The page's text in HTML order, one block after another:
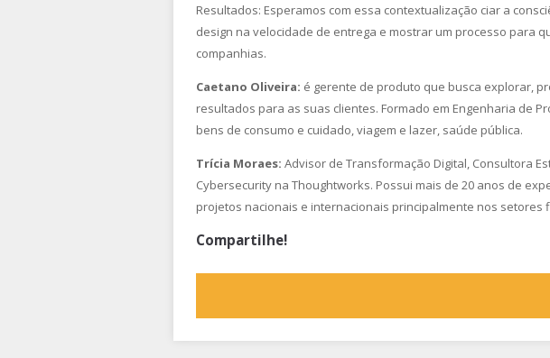
Resultados: Esperamos com essa contextualização ciar a
design na velocidade de entrega e mostrar um processo para
companhias.
Caetano Oliveira: é gerente de produto que busca explorar,
resultados para as suas clientes. Formado em Engenharia de
bens de consumo e cuidado, viagem e lazer, saúde pública.
Trícia Moraes: Advisor de Transformação Digital, Consultora
Cybersecurity na Thoughtworks. Possui mais de 20 anos de
projetos nacionais e internacionais principalmente nos setores
Compartilhe!